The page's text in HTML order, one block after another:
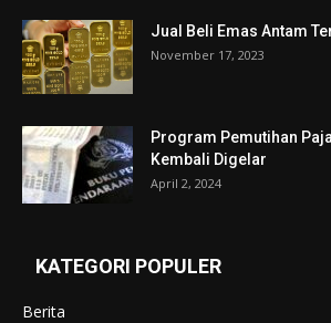
Jual Beli Emas Antam
November 17, 2023
Program Pemutihan
Kembali Digelar
April 2, 2024
KATEGORI POPULER
Berita